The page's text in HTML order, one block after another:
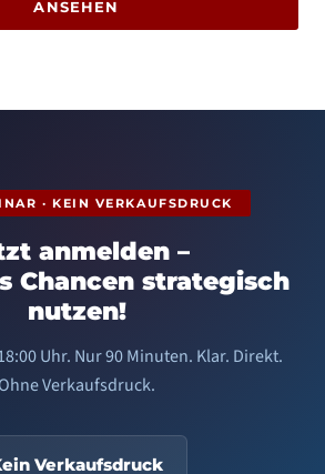
ANSEHEN
· KEIN VERKAUFSDRUCK
anmelden –
Chancen strategisch
nutzen!
Uhr. Nur 90 Minuten. Klar. Direkt.
Verkaufsdruck.
Verkaufsdruck